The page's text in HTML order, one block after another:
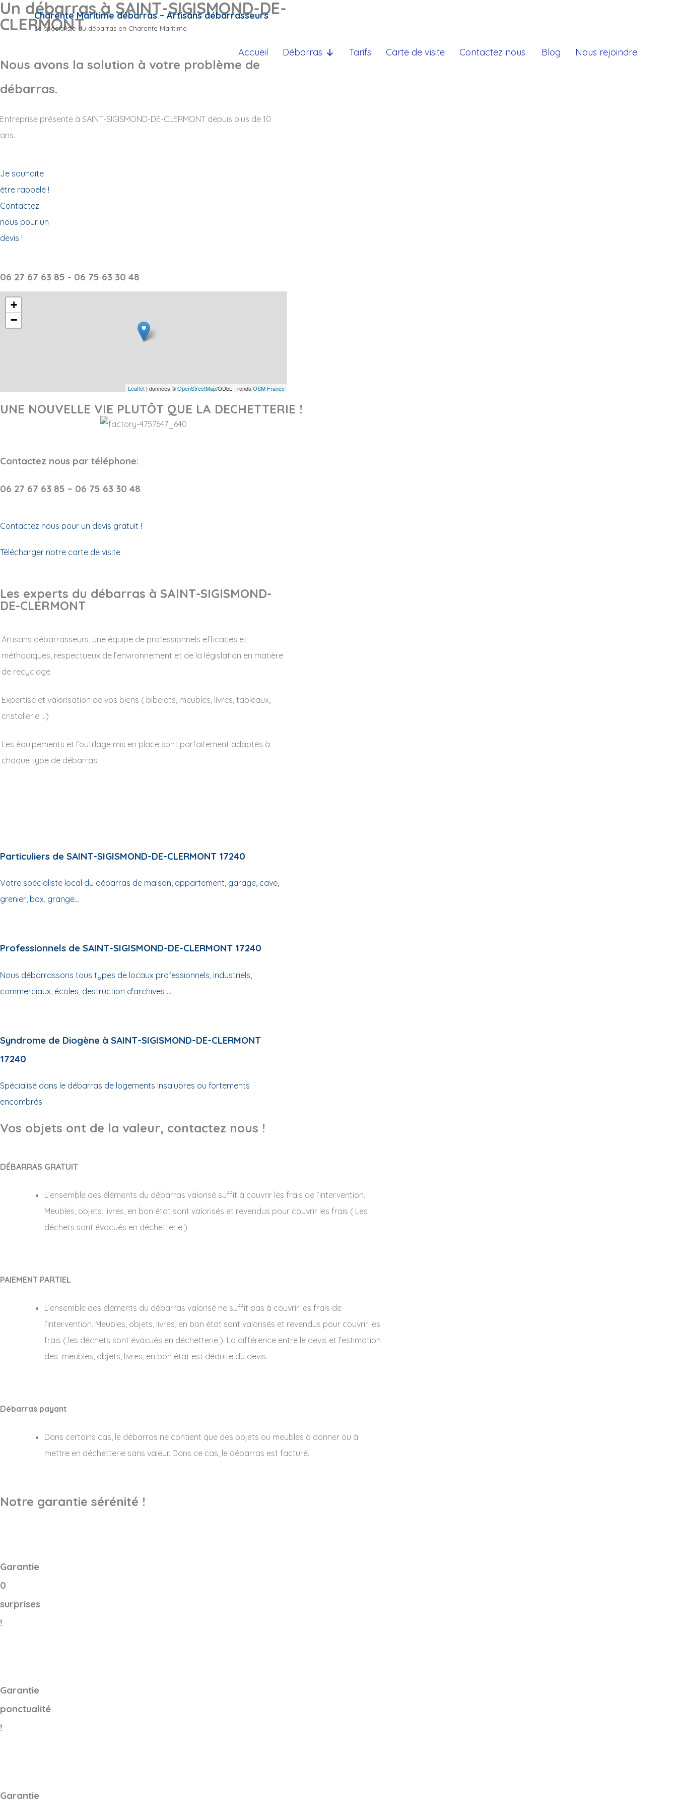
Charente Maritime débarras – Artisans débarrasseurs
Le spécialiste du débarras en Charente Maritime
Accueil Débarras Tarifs Carte de visite Contactez nous. Blog Nous rejoindre
Un débarras à SAINT-SIGISMOND-DE-
CLERMONT
Nous avons la solution à votre problème de
débarras.
Entreprise présente à SAINT-SIGISMOND-DE-CLERMONT depuis plus de 10
ans.
Je souhaite
étre rappelé !
Contactez
nous pour un
devis !
06 27 67 63 85 - 06 75 63 30 48
+
−
Leaflet | données ©OpenStreetMap/ODbL - renduOSM France
UNE NOUVELLE VIE PLUTÔT QUE LA DECHETTERIE !
Contactez nous par téléphone:
06 27 67 63 85 – 06 75 63 30 48
Contactez nous pour un devis gratuit !
Télécharger notre carte de visite
Les experts du débarras à SAINT-SIGISMOND-
DE-CLERMONT
Artisans débarrasseurs, une équipe de professionnels efficaces et
méthodiques, respectueux de l’environnement et de la législation en matière
de recyclage.
Expertise et valorisation de vos biens ( bibelots, meubles, livres, tableaux,
cristallerie …)
Les équipements et l’outillage mis en place sont parfaitement adaptés à
chaque type de débarras.
Particuliers de SAINT-SIGISMOND-DE-CLERMONT 17240
Votre spécialiste local du débarras de maison, appartement, garage, cave,
grenier, box, grange...
Professionnels de SAINT-SIGISMOND-DE-CLERMONT 17240
Nous débarrassons tous types de locaux professionnels, industriels,
commerciaux, écoles, destruction d'archives ...
Syndrome de Diogène à SAINT-SIGISMOND-DE-CLERMONT
17240
Spécialisé dans le débarras de logements insalubres ou fortements
encombrés
Vos objets ont de la valeur, contactez nous !
DÉBARRAS GRATUIT
L’ensemble des éléments du débarras valorisé suffit à couvrir les frais de l’intervention.
Meubles, objets, livres, en bon état sont valorisés et revendus pour couvrir les frais ( Les
déchets sont évacués en déchetterie )
PAIEMENT PARTIEL
L’ensemble des éléments du débarras valorisé ne suffit pas à couvrir les frais de
l’intervention. Meubles, objets, livres, en bon état sont valorisés et revendus pour couvrir les
frais ( les déchets sont évacués en déchetterie ). La différence entre le devis et l’estimation
des meubles, objets, livres, en bon état est déduite du devis.
Débarras payant
Dans certains cas, le débarras ne contient que des objets ou meubles à donner ou à
mettre en déchetterie sans valeur. Dans ce cas, le débarras est facturé.
Notre garantie sérénité !
Garantie
0
surprises
!
Garantie
ponctualité
!
Garantie